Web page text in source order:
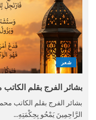
شعر
بشائر الفرج بقلم
بشائر الفرج بقلم الكاتب
الرَّاحِمِينَ يَمْحُو بِحِكْمَتِهِ...